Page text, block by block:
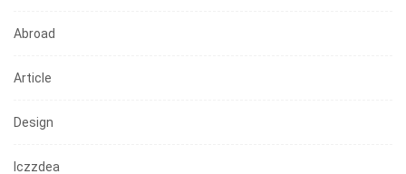
Abroad
Article
Design
Iczzdea